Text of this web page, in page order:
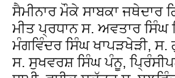
ਸੈਮੀਨਾਰ ਮੌਕੇ ਸਾਬਕਾ
ਮੀਤ ਪ੍ਰਧਾਨ ਸ. ਅਵਤਾਰ ਸਿੰਘ
ਮੰਗਵਿੰਦਰ ਸਿੰਘ ਖਾਪੜਖੇੜੀ,
ਸ. ਸੁਖਵਰਸ਼ ਸਿੰਘ ਪੰਨੂ,